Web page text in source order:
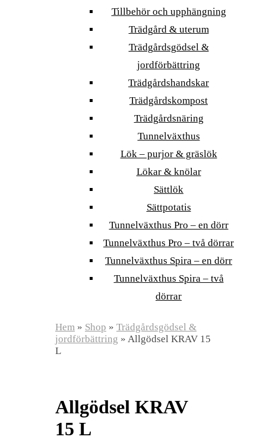
Tillbehör och upphängning
Trädgård & uterum
Trädgårdsgödsel &
jordförbättring
Trädgårdshandskar
Trädgårdskompost
Trädgårdsnäring
Tunnelväxthus
Lök – purjor & gräslök
Lökar & knölar
Sättlök
Sättpotatis
Tunnelväxthus Pro – en dörr
Tunnelväxthus Pro – två dörrar
Tunnelväxthus Spira – en dörr
Tunnelväxthus Spira – två
dörrar
Hem » Shop » Trädgårdsgödsel &
jordförbättring » Allgödsel KRAV 15
L
Allgödsel KRAV
15 L